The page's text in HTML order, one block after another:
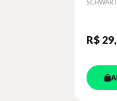
Autor
R$ 29